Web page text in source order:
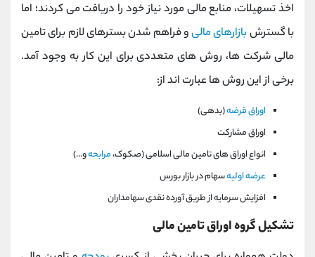
اخذ تسهیلات، منابع مالی مورد نیاز خود را دریافت می کردند؛ اما
با گسترشبازارهای مالیو فراهم شدن بسترهای لازم برای تامین
مالی شرکت ها، روش های متعددی برای این کار به وجود آمد.
برخی از این روش ها عبارت اند از:
اوراق قرضه(بدهی)
اوراق مشارکت
انواع اوراق های تامین مالی اسلامی (صکوک،مرابحهو...)
عرضه اولیهسهام در بازار بورس
افزایش سرمایه از طریق آورده نقدی سهامداران
تشکیل گروه اوراق تامین مالی